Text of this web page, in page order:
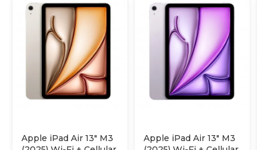
Apple iPad Air 13" M3
Apple iPad Air 13" M3